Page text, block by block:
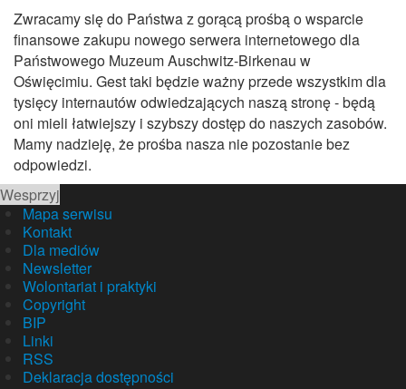
Zwracamy się do Państwa z gorącą prośbą o wsparcie
finansowe zakupu nowego serwera internetowego dla
Państwowego Muzeum Auschwitz-Birkenau w
Oświęcimiu. Gest taki będzie ważny przede wszystkim dla
tysięcy internautów odwiedzających naszą stronę - będą
oni mieli łatwiejszy i szybszy dostęp do naszych zasobów.
Mamy nadzieję, że prośba nasza nie pozostanie bez
odpowiedzi.
Wesprzyj
Mapa serwisu
Kontakt
Dla mediów
Newsletter
Wolontariat i praktyki
Copyright
BIP
Linki
RSS
Deklaracja dostępności